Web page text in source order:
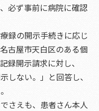
必ず事前に病院に確認
録の開示手続きに応じ
古屋市天白区のある個
録開示請求に対し、
しない。」と回答し、
さえも、患者さん本人